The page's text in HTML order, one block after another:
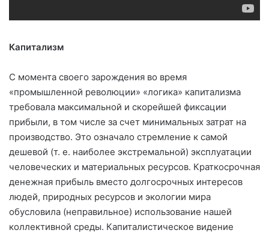
Капитализм
С момента своего зарождения во время
«промышленной революции» «логика» капитализма
требовала максимальной и скорейшей фиксации
прибыли, в том числе за счет минимальных затрат на
производство. Это означало стремление к самой
дешевой (т. е. наиболее экстремальной) эксплуатации
человеческих и материальных ресурсов. Краткосрочная
денежная прибыль вместо долгосрочных интересов
людей, природных ресурсов и экологии мира
обусловила (неправильное) использование нашей
коллективной среды. Капиталистическое видение